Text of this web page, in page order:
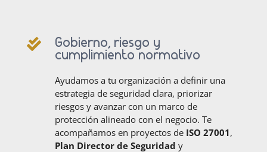
 Gobierno, riesgo y
cumplimiento normativo
Ayudamos a tu organización a definir una
estrategia de seguridad clara, priorizar
riesgos y avanzar con un marco de
protección alineado con el negocio. Te
acompañamos en proyectos de ISO 27001,
Plan Director de Seguridad y